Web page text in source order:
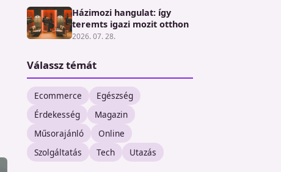
Házimozi hangulat: így
teremts igazi mozit otthon
2026. 07. 28.
Válassz témát
Ecommerce
Egészség
Érdekesség
Magazin
Műsorajánló
Online
Szolgáltatás
Tech Utazás